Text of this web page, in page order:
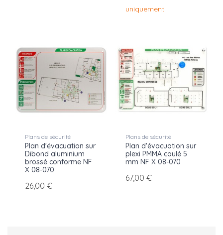
uniquement
Plans de sécurité
Plan d'évacuation sur
Dibond aluminium
brossé conforme NF
X 08-070
26,00 €
Plans de sécurité
Plan d'évacuation sur
plexi PMMA coulé 5
mm NF X 08-070
67,00 €